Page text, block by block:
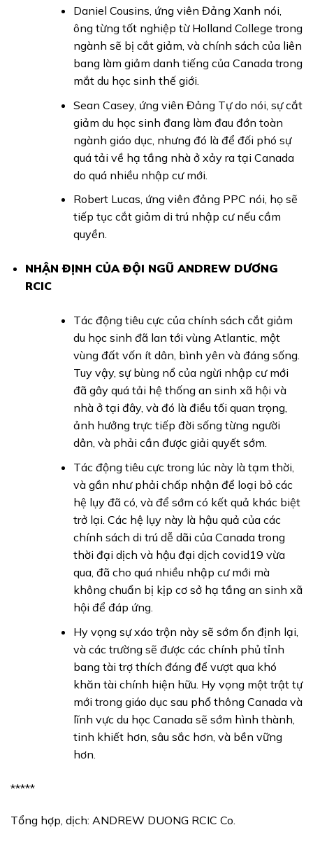
Daniel Cousins, ứng viên Đảng Xanh nói,
ông từng tốt nghiệp từ Holland College trong
ngành sẽ bị cắt giảm, và chính sách của liên
bang làm giảm danh tiếng của Canada trong
mắt du học sinh thế giới.
Sean Casey, ứng viên Đảng Tự do nói, sự cắt
giảm du học sinh đang làm đau đớn toàn
ngành giáo dục, nhưng đó là để đối phó sự
quá tải về hạ tầng nhà ở xảy ra tại Canada
do quá nhiều nhập cư mới.
Robert Lucas, ứng viên đảng PPC nói, họ sẽ
tiếp tục cắt giảm di trú nhập cư nếu cầm
quyền.
NHẬN ĐỊNH CỦA ĐỘI NGŨ ANDREW DƯƠNG
RCIC
Tác động tiêu cực của chính sách cắt giảm
du học sinh đã lan tới vùng Atlantic, một
vùng đất vốn ít dân, bình yên và đáng sống.
Tuy vậy, sự bùng nổ của ngừi nhập cư mới
đã gây quá tải hệ thống an sinh xã hội và
nhà ở tại đây, và đó là điều tối quan trọng,
ảnh hưởng trực tiếp đời sống từng người
dân, và phải cần được giải quyết sớm.
Tác động tiêu cực trong lúc này là tạm thời,
và gần như phải chấp nhận để loại bỏ các
hệ lụy đã có, và để sớm có kết quả khác biệt
trở lại. Các hệ lụy này là hậu quả của các
chính sách di trú dễ dãi của Canada trong
thời đại dịch và hậu đại dịch covid19 vừa
qua, đã cho quá nhiều nhập cư mới mà
không chuẩn bị kịp cơ sở hạ tầng an sinh xã
hội để đáp ứng.
Hy vọng sự xáo trộn này sẽ sớm ổn định lại,
và các trường sẽ được các chính phủ tỉnh
bang tài trợ thích đáng để vượt qua khó
khăn tài chính hiện hữu. Hy vọng một trật tự
mới trong giáo dục sau phổ thông Canada và
lĩnh vực du học Canada sẽ sớm hình thành,
tinh khiết hơn, sâu sắc hơn, và bền vững
hơn.
*****
Tổng hợp, dịch: ANDREW DUONG RCIC Co.